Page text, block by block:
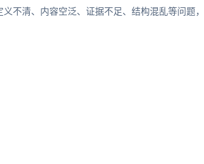
不清、内容空泛、证据不足、结构混乱等问题，